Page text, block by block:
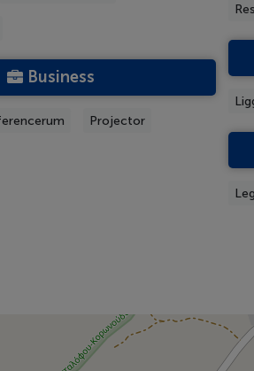
Business
Projector